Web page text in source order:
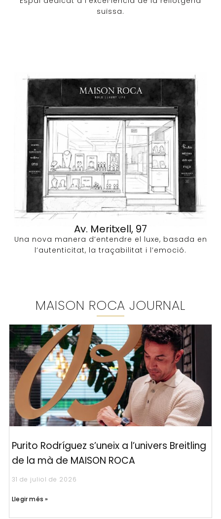
suïssa.
Av. Meritxell, 97
Una nova manera d’entendre el luxe, basada en
l’autenticitat, la traçabilitat i l’emoció.
MAISON ROCA JOURNAL
Purito Rodríguez s’uneix a l’univers Breitling
de la mà de MAISON ROCA
31 de juliol de 2026
Llegir més »